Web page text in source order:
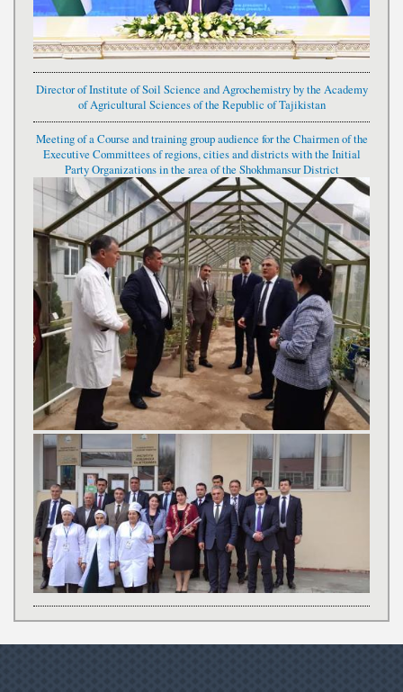
Director of Institute of Soil Science and Agrochemistry by the Academy
of Agricultural Sciences of the Republic of Tajikistan
Meeting of a Course and training group audience for the Chairmen of the
Executive Committees of regions, cities and districts with the Initial
Party Organizations in the area of the Shokhmansur District